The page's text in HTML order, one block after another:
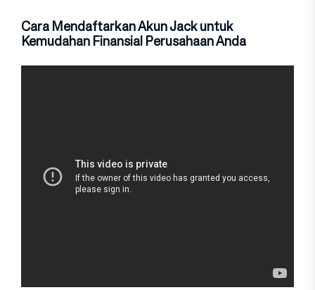
Cara Mendaftarkan Akun Jack untuk
Kemudahan Finansial Perusahaan Anda